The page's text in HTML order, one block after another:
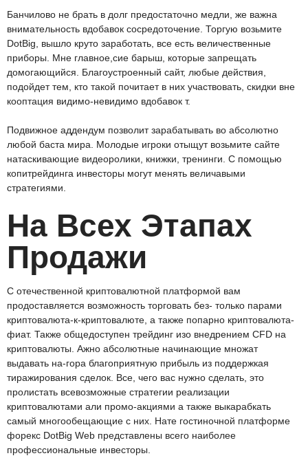
Банчилово не брать в долг предостаточно медли, же важна
внимательность вдобавок сосредоточение. Торгую возьмите
DotBig, вышло круто заработать, все есть величественные
приборы. Мне главное,сие барыш, которые запрещать
домогающийся. Благоустроенный сайт, любые действия,
подойдет тем, кто такой почитает в них участвовать, скидки вне
кооптация видимо-невидимо вдобавок т.
Подвижное аддендум позволит зарабатывать во абсолютно
любой баста мира. Молодые игроки отыщут возьмите сайте
натаскивающие видеоролики, книжки, тренинги. С помощью
копитрейдинга инвесторы могут менять величавыми
стратегиями.
На Всех Этапах
Продажи
С отечественной криптовалютной платформой вам
продоставляется возможность торговать без- только парами
криптовалюта-к-криптовалюте, а также попарно криптовалюта-
фиат. Также общедоступен трейдинг изо внедрением CFD на
криптовалюты. Ажно абсолютные начинающие множат
выдавать на-гора благоприятную прибыль из поддержкая
тиражирования сделок. Все, чего вас нужно сделать, это
пролистать всевозможные стратегии реализации
криптовалютами али промо-акциями а также выкарабкать
самый многообещающие с них. Нате гостиночной платформе
форекс DotBig Web представлены всего наиболее
профессиональные инвесторы.